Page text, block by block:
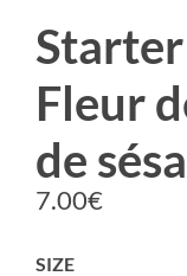
Fleur
de
7.00€
SIZE